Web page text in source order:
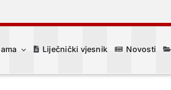
Liječnički vjesnik Novosti